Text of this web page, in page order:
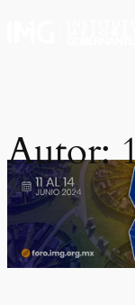
Autor: